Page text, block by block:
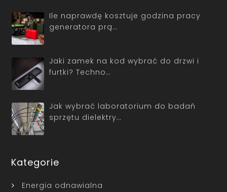
Ile naprawdę kosztuje godzina pracy
generatora prą…
Jaki zamek na kod wybrać do drzwi i
furtki? Techno…
Jak wybrać laboratorium do badań
sprzętu dielektry…
Kategorie
Energia odnawialna